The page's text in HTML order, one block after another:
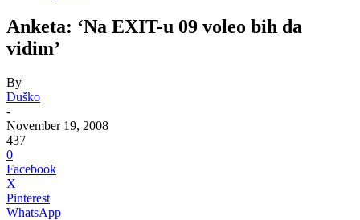
Anketa: ‘Na EXIT-u 09 voleo bih da
vidim’
By
Duško
-
November 19, 2008
437
0
Facebook
X
Pinterest
WhatsApp